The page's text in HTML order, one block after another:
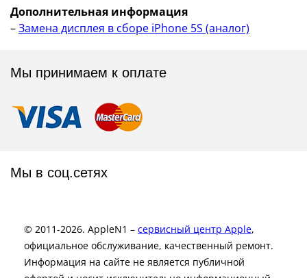
Дополнительная информация
–Замена дисплея в сборе iPhone 5S (аналог)
Мы принимаем к оплате
Мы в соц.сетях
© 2011-2026. AppleN1 – сервисный центр Apple,
официальное обслуживание, качественный ремонт.
Информация на сайте не является публичной